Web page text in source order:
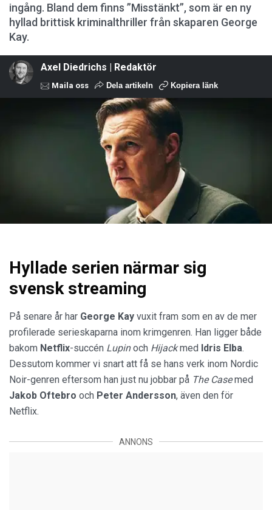
ingång. Bland dem finns ”Misstänkt”, som är en ny
hyllad brittisk kriminalthriller från skaparen George
Kay.
Axel Diedrichs | Redaktör
Maila oss Dela artikeln Kopiera länk
Hyllade serien närmar sig
svensk streaming
På senare år har George Kay vuxit fram som en av de mer
profilerade serieskaparna inom krimgenren. Han ligger både
bakom Netflix-succén Lupinoch Hijackmed Idris Elba.
Dessutom kommer vi snart att få se hans verk inom Nordic
Noir-genren eftersom han just nu jobbar på The Casemed
Jakob Oftebro och Peter Andersson, även den för
Netflix.
ANNONS